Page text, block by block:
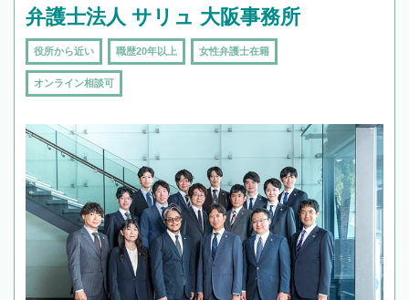
弁護士法人 サリュ 大阪事務所
役所から近い 職歴20年以上 女性弁護士在籍
オンライン相談可